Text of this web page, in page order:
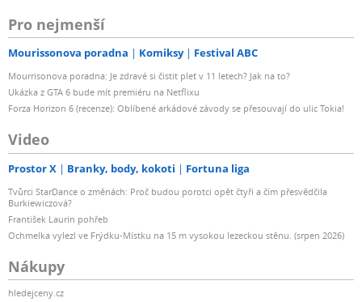
Pro nejmenší
Mourissonova poradna Komiksy Festival ABC
Mourrisonova poradna: Je zdravé si čistit pleť v 11 letech? Jak na to?
Ukázka z GTA 6 bude mít premiéru na Netflixu
Forza Horizon 6 (recenze): Oblíbené arkádové závody se přesouvají do ulic Tokia!
Video
Prostor X Branky, body, kokoti Fortuna liga
Tvůrci StarDance o změnách: Proč budou porotci opět čtyři a čím přesvědčila
Burkiewiczová?
František Laurin pohřeb
Ochmelka vylezl ve Frýdku-Místku na 15 m vysokou lezeckou stěnu. (srpen 2026)
Nákupy
hledejceny.cz